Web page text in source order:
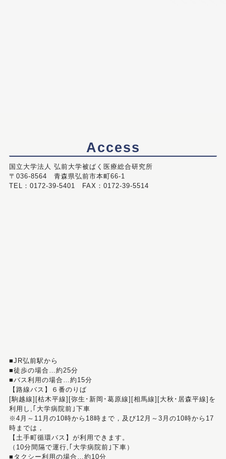
Access
国立大学法人 弘前大学被ばく医療総合研究所
〒036-8564 青森県弘前市本町66-1
TEL：0172-39-5401 FAX：0172-39-5514
■JR弘前駅から
■徒歩の場合…約25分
■バス利用の場合…約15分
【路線バス】６番のりば
[駒越線][枯木平線][弥生･新岡･葛原線][相馬線][大秋･居森平線]を
利用し,｢大学病院前｣下車
※4月～11月の10時から18時まで，及び12月～3月の10時から17
時までは，
【土手町循環バス】が利用できます。
（10分間隔で運行,｢大学病院前｣下車）
■タクシー利用の場合…約10分